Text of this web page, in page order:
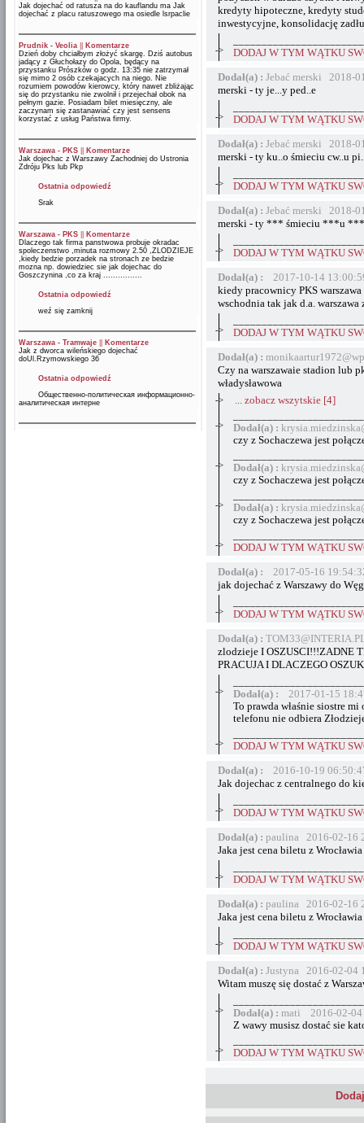
Jak dojechać od ratusza na do kauflandu ma Jak
dojechać z placu ratuszowego ma osiedle lsrpaclie
Prudnik - Veolia
Komentarze
Dzień doby chciałbym złożyć skargę. Dziś autobus
jadący z Głuchołazy do Opola, będący na
przystanku Prószków o godz. 13:35 nie zatrzymał
się mimo 2 osób czekajacych na niego. Nie
rozumiem powodów kierowcy, który nawet zbliżając
się do przystanku nie zwolnił i przejechał obok na
pełnym gazie. Posiadam bilet miesięczny, ale
zaczynam się zastanawiać czy jest sensens
korzystać z usług Państwa firmy.
Warszawa - PKS
Komentarze
Jak dojechac z Warszawy Zachodniej do Ustronia
Zdróju Pks lub Pkp
Ostatnia odpowiedź
Srak
Warszawa - PKS
Komentarze
Dlaczego tak firma panstwowa probuje okradac
spoleczenstwo ,minuta rozmowy 2.50 ,ZLODZIEJE
,kiedy bedzie porzadek na stronach ze bedzie
mozna np. dowiedziec sie jak dojechac do
Goszczynina ,co za kraj ................
Ostatnia odpowiedź
weź się zamknij
Warszawa - Tramwaje
Komentarze
Jak z dworca wileńskiego dojechać
doUl.Rzymowskiego 36
Ostatnia odpowiedź
Общественно-политическая информационно-
аналитическая интерне
kredyty hipoteczne, kredyty
inwestycyjne, konsolidację
->
DODAJ W TYM WĄTKU
Dodał(a) : Jebać merski 2018-
merski - ty je...y ped..e
->
DODAJ W TYM WĄTKU
Dodał(a) : Jebać merski 2018-
merski - ty ku..o śmieciu cw..u
->
DODAJ W TYM WĄTKU
Dodał(a) : Jebać merski 2018-
merski - ty *** śmieciu ***u
->
DODAJ W TYM WĄTKU
Dodał(a) :
2017-10-14
kiedy pracownicy PKS
wschodnia tak jak d.a. warszawa
->
DODAJ W TYM WĄTKU
Dodał(a) :
Czy na warszawaie stadion lub
władysławowa
-> ... zobacz wszytskie [4]
->
Dodał(a) :
czy z Sochaczewa jest
->
Dodał(a) :
czy z Sochaczewa jest
->
Dodał(a) :
czy z Sochaczewa jest
->
DODAJ W TYM WĄTKU
Dodał(a) :
2017-05-16
jak dojechać z Warszawy do
->
DODAJ W TYM WĄTKU
Dodał(a) :
zlodzieje I OSZUSCI!!!ZADNE
PRACUJA I DLACZEGO
->
Dodał(a) :
2017-01-15
To prawda właśnie siostre
telefonu nie odbiera
->
DODAJ W TYM WĄTKU
Dodał(a) :
2016-10-19
Jak dojechac z centralnego do
->
DODAJ W TYM WĄTKU
Dodał(a) : paulina 2016-02-16
Jaka jest cena biletu z
->
DODAJ W TYM WĄTKU
Dodał(a) : paulina 2016-02-16
Jaka jest cena biletu z
->
DODAJ W TYM WĄTKU
Dodał(a) : Justyna 2016-02-04
Witam muszę się dostać z
->
Dodał(a) : mati 2016-02-04
Z wawy musisz dostać sie
->
DODAJ W TYM WĄTKU